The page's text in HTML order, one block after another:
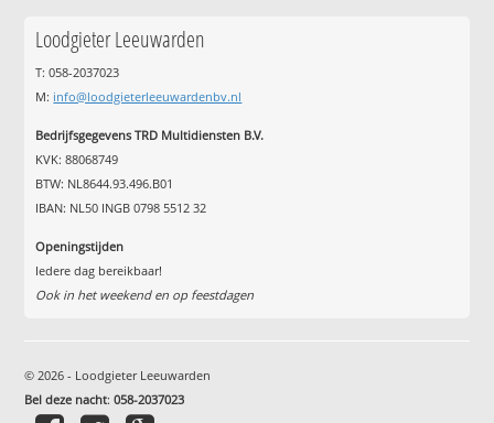
Loodgieter Leeuwarden
T: 058-2037023
M: info@loodgieterleeuwardenbv.nl
Bedrijfsgegevens TRD Multidiensten B.V.
KVK: 88068749
BTW: NL8644.93.496.B01
IBAN: NL50 INGB 0798 5512 32
Openingstijden
Iedere dag bereikbaar!
Ook in het weekend en op feestdagen
© 2026 - Loodgieter Leeuwarden
Bel deze nacht:058-2037023